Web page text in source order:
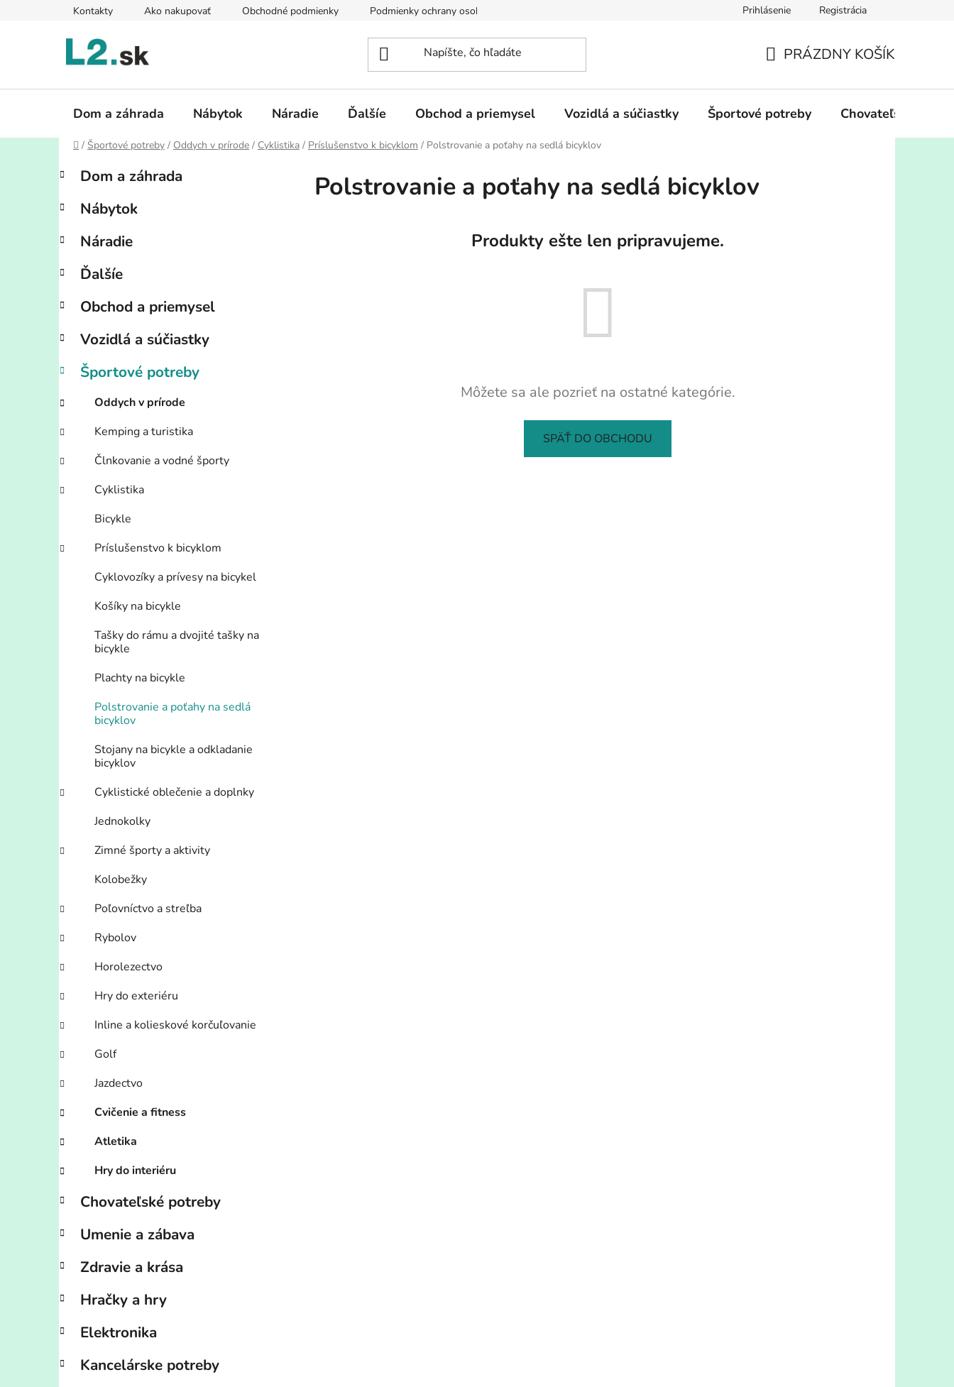
Kontakty Ako nakupovať Obchodné podmienky Podmienky ochrany osobných údajov Prihlásenie Registrácia
KOŠÍK
PRÁZDNY KOŠÍK
Dom a záhrada Nábytok Náradie Ďalšíe Obchod a priemysel Vozidlá a súčiastky Športové potreby Chovateľské
Domov
/ Športové potreby / Oddych v prírode / Cyklistika / Príslušenstvo k bicyklom / Polstrovanie a poťahy na sedlá bicyklov
B
č
ý
a
n
e
l
Preskočiť
kategórie
K
a
e
ó
i
Dom a záhrada
Nábytok
Náradie
Ďalšíe
Obchod a priemysel
Vozidlá a súčiastky
Športové potreby
Oddych v prírode
Kemping a turistika
Člnkovanie a vodné športy
Cyklistika
Bicykle
Príslušenstvo k bicyklom
Cyklovozíky a prívesy na bicykel
Košíky na bicykle
Tašky do rámu a dvojité tašky na
bicykle
Plachty na bicykle
Polstrovanie a poťahy na sedlá
bicyklov
Stojany na bicykle a odkladanie
bicyklov
Cyklistické oblečenie a doplnky
Jednokolky
Zimné športy a aktivity
Kolobežky
Poľovníctvo a streľba
Rybolov
Horolezectvo
Hry do exteriéru
Inline a kolieskové korčuľovanie
Golf
Jazdectvo
Cvičenie a fitness
Atletika
Hry do interiéru
Chovateľské potreby
Umenie a zábava
Zdravie a krása
Hračky a hry
Elektronika
Kancelárske potreby
Polstrovanie a poťahy na sedlá bicyklov
Produkty ešte len pripravujeme.
Môžete sa ale pozrieť na ostatné kategórie.
SPÄŤ DO OBCHODU